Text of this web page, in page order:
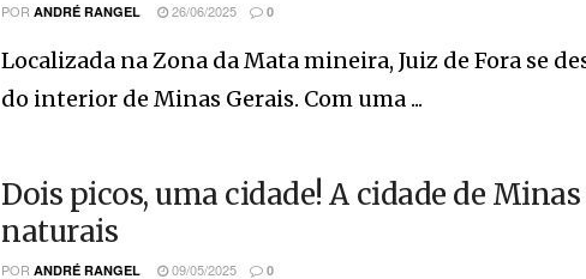
POR ANDRÉ RANGEL 26/06/2025 0
Localizada na Zona da Mata mineira, Juiz de Fora se
do interior de Minas Gerais. Com uma ...
Dois picos, uma cidade! A cidade de
naturais
POR ANDRÉ RANGEL 09/05/2025 0